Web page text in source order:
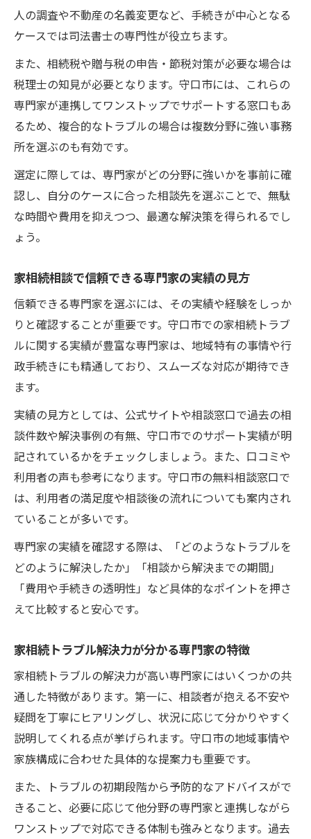
人の調査や不動産の名義変更など、手続きが中心となる
ケースでは司法書士の専門性が役立ちます。
また、相続税や贈与税の申告・節税対策が必要な場合は
税理士の知見が必要となります。守口市には、これらの
専門家が連携してワンストップでサポートする窓口もあ
るため、複合的なトラブルの場合は複数分野に強い事務
所を選ぶのも有効です。
選定に際しては、専門家がどの分野に強いかを事前に確
認し、自分のケースに合った相談先を選ぶことで、無駄
な時間や費用を抑えつつ、最適な解決策を得られるでし
ょう。
家相続相談で信頼できる専門家の実績の見方
信頼できる専門家を選ぶには、その実績や経験をしっか
りと確認することが重要です。守口市での家相続トラブ
ルに関する実績が豊富な専門家は、地域特有の事情や行
政手続きにも精通しており、スムーズな対応が期待でき
ます。
実績の見方としては、公式サイトや相談窓口で過去の相
談件数や解決事例の有無、守口市でのサポート実績が明
記されているかをチェックしましょう。また、口コミや
利用者の声も参考になります。守口市の無料相談窓口で
は、利用者の満足度や相談後の流れについても案内され
ていることが多いです。
専門家の実績を確認する際は、「どのようなトラブルを
どのように解決したか」「相談から解決までの期間」
「費用や手続きの透明性」など具体的なポイントを押さ
えて比較すると安心です。
家相続トラブル解決力が分かる専門家の特徴
家相続トラブルの解決力が高い専門家にはいくつかの共
通した特徴があります。第一に、相談者が抱える不安や
疑問を丁寧にヒアリングし、状況に応じて分かりやすく
説明してくれる点が挙げられます。守口市の地域事情や
家族構成に合わせた具体的な提案力も重要です。
また、トラブルの初期段階から予防的なアドバイスがで
きること、必要に応じて他分野の専門家と連携しながら
ワンストップで対応できる体制も強みとなります。過去